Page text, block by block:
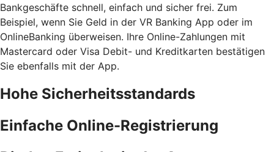
Bankgeschäfte schnell, einfach und sicher frei. Zum
Beispiel, wenn Sie Geld in der VR Banking App oder im
OnlineBanking überweisen. Ihre Online-Zahlungen mit
Mastercard oder Visa Debit- und Kreditkarten bestätigen
Sie ebenfalls mit der App.
Hohe Sicherheitsstandards
Einfache Online-Registrierung